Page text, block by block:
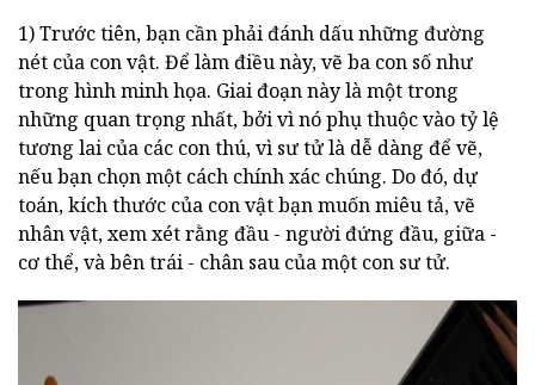
1) Trước tiên, bạn cần phải đánh dấu những đường
nét của con vật. Để làm điều này, vẽ ba con số như
trong hình minh họa. Giai đoạn này là một trong
những quan trọng nhất, bởi vì nó phụ thuộc vào tỷ lệ
tương lai của các con thú, vì sư tử là dễ dàng để vẽ,
nếu bạn chọn một cách chính xác chúng. Do đó, dự
toán, kích thước của con vật bạn muốn miêu tả, vẽ
nhân vật, xem xét rằng đầu - người đứng đầu, giữa -
cơ thể, và bên trái - chân sau của một con sư tử.